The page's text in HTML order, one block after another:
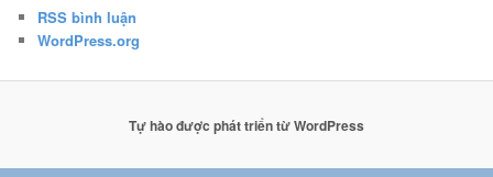
RSS bình luận
WordPress.org
Tự hào được phát triển từ WordPress